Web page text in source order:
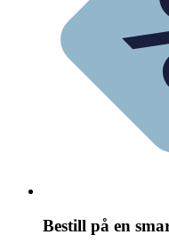
Bestill på en